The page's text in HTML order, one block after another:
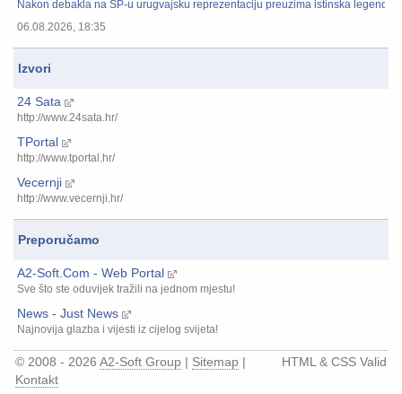
Nakon debakla na SP-u urugvajsku reprezentaciju preuzima istinska legenda,
06.08.2026, 18:35
Izvori
24 Sata
http://www.24sata.hr/
TPortal
http://www.tportal.hr/
Vecernji
http://www.vecernji.hr/
Preporučamo
A2-Soft.Com - Web Portal
Sve što ste oduvijek tražili na jednom mjestu!
News - Just News
Najnovija glazba i vijesti iz cijelog svijeta!
HTML & CSS Valid
© 2008 - 2026 A2-Soft Group | Sitemap |
Kontakt